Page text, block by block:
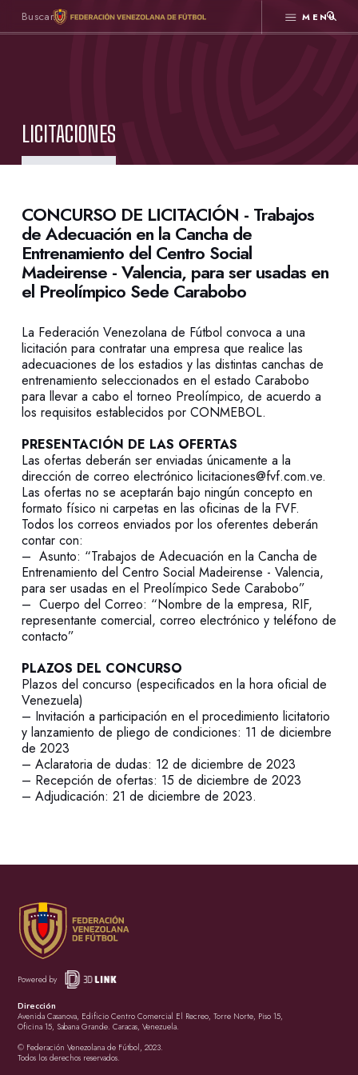
MENÚ
LICITACIONES
CONCURSO DE LICITACIÓN - Trabajos
de Adecuación en la Cancha de
Entrenamiento del Centro Social
Madeirense - Valencia, para ser usadas en
el Preolímpico Sede Carabobo
La Federación Venezolana de Fútbol convoca a una
licitación para contratar una empresa que realice las
adecuaciones de los estadios y las distintas canchas de
entrenamiento seleccionados en el estado Carabobo
para llevar a cabo el torneo Preolímpico, de acuerdo a
los requisitos establecidos por CONMEBOL.
PRESENTACIÓN DE LAS OFERTAS
Las ofertas deberán ser enviadas únicamente a la
dirección de correo electrónico licitaciones@fvf.com.ve.
Las ofertas no se aceptarán bajo ningún concepto en
formato físico ni carpetas en las oficinas de la FVF.
Todos los correos enviados por los oferentes deberán
contar con:
– Asunto: “Trabajos de Adecuación en la Cancha de
Entrenamiento del Centro Social Madeirense - Valencia,
para ser usadas en el Preolímpico Sede Carabobo”
– Cuerpo del Correo: “Nombre de la empresa, RIF,
representante comercial, correo electrónico y teléfono de
contacto”
PLAZOS DEL CONCURSO
Plazos del concurso (especificados en la hora oficial de
Venezuela)
– Invitación a participación en el procedimiento licitatorio
y lanzamiento de pliego de condiciones: 11 de diciembre
de 2023
– Aclaratoria de dudas: 12 de diciembre de 2023
– Recepción de ofertas: 15 de diciembre de 2023
– Adjudicación: 21 de diciembre de 2023.
Powered by
Dirección
Avenida Casanova, Edificio Centro Comercial El Recreo, Torre Norte, Piso 15,
Oficina 15, Sabana Grande. Caracas, Venezuela.
© Federación Venezolana de Fútbol, 2023.
Todos los derechos reservados.